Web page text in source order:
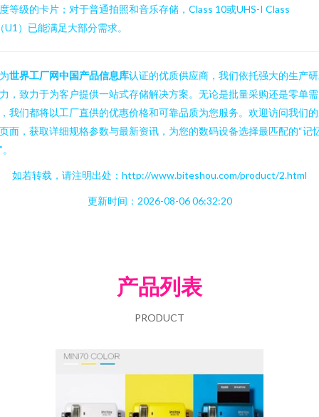
等级的卡片；对于普通拍照和音乐存储，Class 10或UHS-I Class
U1）已能满足大部分需求。
世界工厂网中国产品信息库认证的优质供应商，我们依托强大的生产
，致力于为客户提供一站式存储解决方案。无论是批量采购还是零单需
我们都将以工厂直供的优惠价格和可靠品质为您服务。欢迎访问我们
面，获取详细规格参数与最新资讯，为您的数码设备选择最匹配的“记
如若转载，请注明出处：http://www.biteshou.com/product/2.html
更新时间：2026-08-06 06:32:20
产品列表
PRODUCT